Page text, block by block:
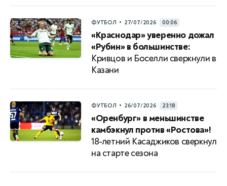
ФУТБОЛ • 27/07/2026 00:06
«Краснодар» уверенно дожал
«Рубин» в большинстве:
Кривцов и Боселли сверкнули в
Казани
ФУТБОЛ • 26/07/2026 23:18
«Оренбург» в меньшинстве
камбэкнул против «Ростова»!
18-летний Касаджиков сверкнул
на старте сезона